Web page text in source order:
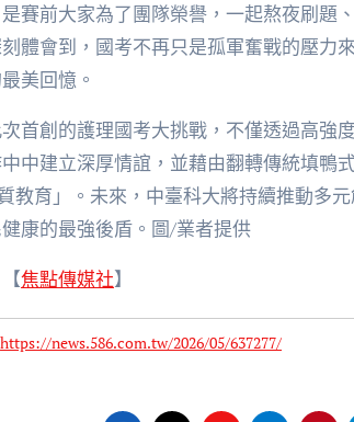
賽前大家為了團隊榮譽，一起熬夜刷題
體會到，國考不再只是孤軍奮戰的壓力
美回憶。
首創的護理國考大挑戰，不僅透過高強
中建立深厚情誼，並藉由翻轉傳統填鴨
質教育」。未來，中臺科大將持續推動多
康的最強後盾。圖/業者提供
焦點傳媒社】
https://news.586.com.tw/2026/05/637277/